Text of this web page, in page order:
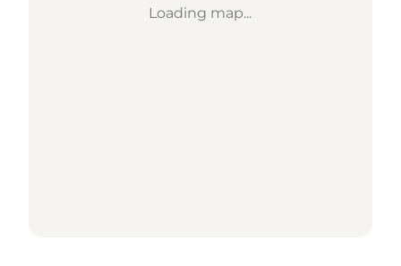
Loading map...